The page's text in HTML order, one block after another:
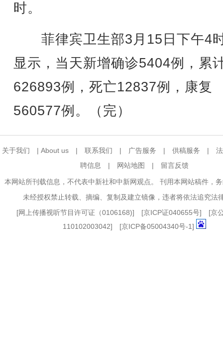
时。
菲律宾卫生部3月15日下午4
显示，当天新增确诊5404例，累
626893例，死亡12837例，康复
560577例。（完）
关于我们 | About us | 联系我们 | 广告服务 | 供稿服务 |
聘信息
| 网站地图 | 留言反馈
本网站所刊载信息，不代表中新社和中新网观点。 刊用本网站稿件，
未经授权禁止转载、摘编、复制及建立镜像，违者将依法追究法
[网上传播视听节目许可证（0106168)] [京ICP证040655号] [京
110102003042] [京ICP备05004340号-1]